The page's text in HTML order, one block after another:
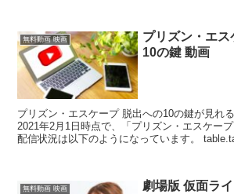
無料動画 映画
プリズン・エ
10の鍵 動画
プリズン・エスケープ 脱出への10の鍵が見れ
2021年2月1日時点で、「プリズン・エスケー
配信状況は以下のようになっています。
無料動画 映画
劇場版 仮面ラ